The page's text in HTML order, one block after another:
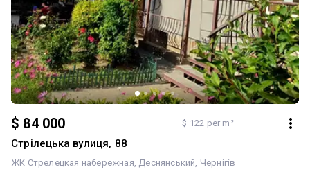
$ 84 000 $ 122 per m²
Стрілецька вулиця, 88
ЖК Стрелецкая набережная Деснянський Чернігів